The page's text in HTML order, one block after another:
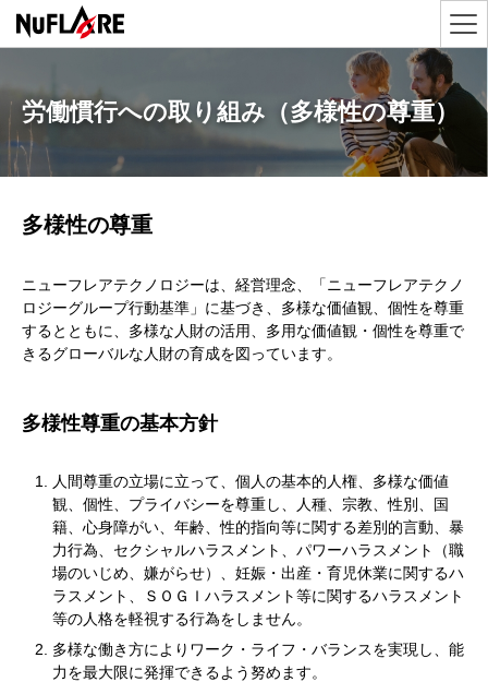
労働慣行への取り組み（多様性の尊重）
多様性の尊重
ニューフレアテクノロジーは、経営理念、「ニューフレアテクノ
ロジーグループ行動基準」に基づき、多様な価値観、個性を尊重
するとともに、多様な人財の活用、多用な価値観・個性を尊重で
きるグローバルな人財の育成を図っています。
多様性尊重の基本方針
人間尊重の立場に立って、個人の基本的人権、多様な価値
観、個性、プライバシーを尊重し、人種、宗教、性別、国
籍、心身障がい、年齢、性的指向等に関する差別的言動、暴
力行為、セクシャルハラスメント、パワーハラスメント（職
場のいじめ、嫌がらせ）、妊娠・出産・育児休業に関するハ
ラスメント、ＳＯＧＩハラスメント等に関するハラスメント
等の人格を軽視する行為をしません。
多様な働き方によりワーク・ライフ・バランスを実現し、能
力を最大限に発揮できるよう努めます。